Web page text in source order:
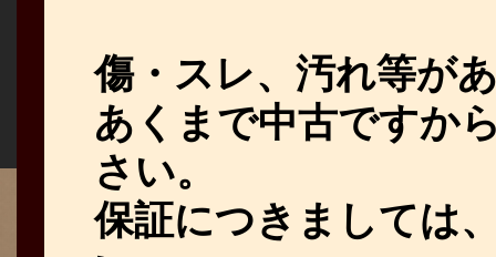
傷・スレ、汚れ等が
あくまで中古ですか
さい。
保証につきましては